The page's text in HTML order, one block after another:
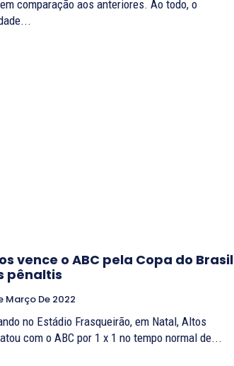
comparação aos anteriores. Ao todo, o
vence o ABC pela Copa do Brasil
pênaltis
Março De 2022
no Estádio Frasqueirão, em Natal, Altos
com o ABC por 1 x 1 no tempo normal de...